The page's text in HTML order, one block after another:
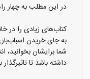
در این مطلب به چهار
کتاب‌های زیادی را در
به جای خریدن
داشته باشد تا تاثیرگذار